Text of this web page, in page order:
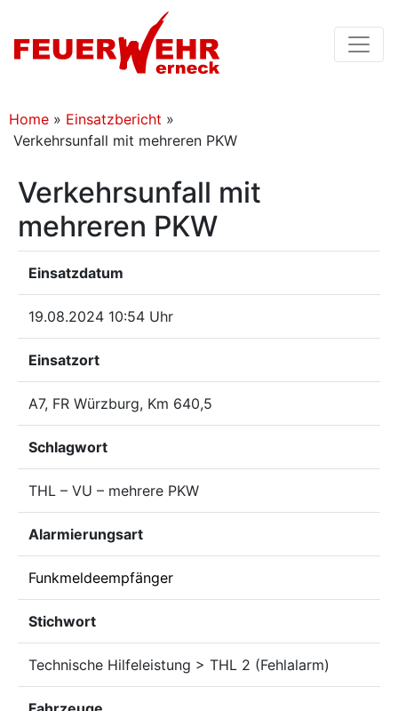
Home » Einsatzbericht »
Verkehrsunfall mit mehreren PKW
Verkehrsunfall mit
mehreren PKW
Einsatzdatum
19.08.2024 10:54 Uhr
Einsatzort
A7, FR Würzburg, Km 640,5
Schlagwort
THL – VU – mehrere PKW
Alarmierungsart
Funkmeldeempfänger
Stichwort
Technische Hilfeleistung > THL 2 (Fehlalarm)